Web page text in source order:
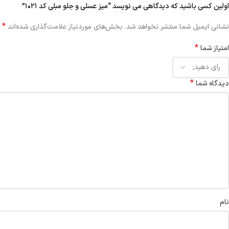
اولین کسی باشید که دیدگاهی می نویسد “میز عسلی و جلو مبلی کد ۱۰۲۱”
نشانی ایمیل شما منتشر نخواهد شد. بخش‌های موردنیاز علامت‌گذاری شده‌اند*
امتیاز شما*
دیدگاه شما*
نام